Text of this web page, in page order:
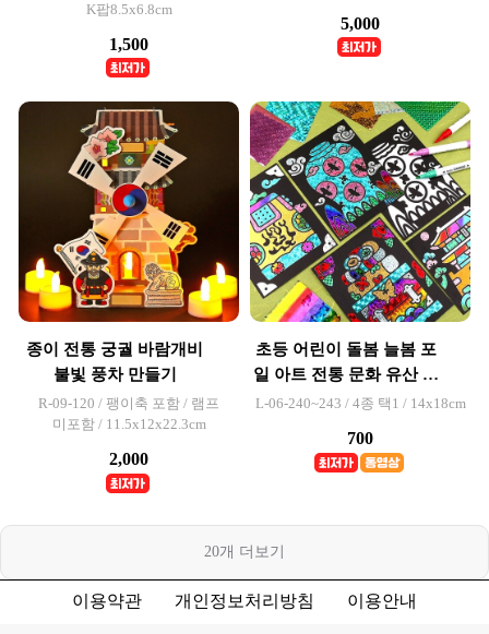
K팝8.5x6.8cm
1,500
5,000
종이 전통 궁궐 바람개비
불빛 풍차 만들기
R-09-120 / 팽이축 포함 / 램프
미포함 / 11.5x12x22.3cm
2,000
초등 어린이 돌봄 늘봄 포
일 아트 전통 문화 유산 카
드 만들기 키트
L-06-240~243 / 4종 택1 / 14x18cm
700
20개 더보기
이용약관 개인정보처리방침 이용안내